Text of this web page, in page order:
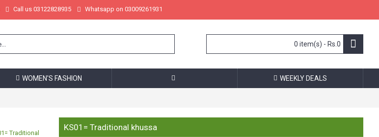
Call us 03122828935 Whatsapp on 03009261931
0 item(s) - Rs.0
WOMEN'S FASHION WEEKLY DEALS
KS01= Traditional khussa